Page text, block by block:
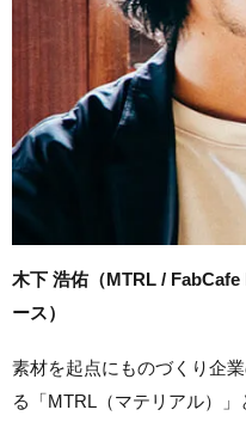
木下 浩佑（MTRL /
ース）
素材を起点にものづくり企
る「MTRL（マテリアル）